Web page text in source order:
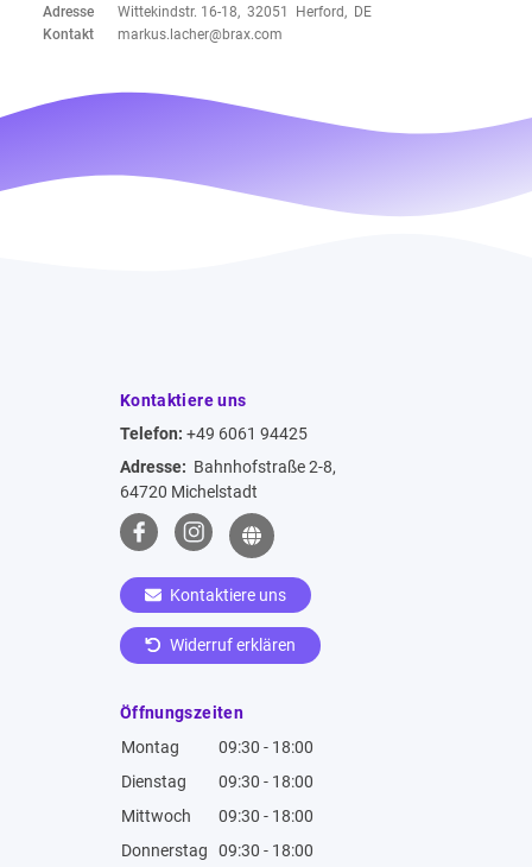
Adresse
Wittekindstr. 16-18, 32051 Herford, DE
Kontakt
markus.lacher@brax.com
Kontaktiere uns
Telefon: +49 6061 94425
Adresse: Bahnhofstraße 2-8,
64720 Michelstadt
Kontaktiere uns
Widerruf erklären
Öffnungszeiten
Montag
09:30 - 18:00
Dienstag
09:30 - 18:00
Mittwoch
09:30 - 18:00
Donnerstag
09:30 - 18:00